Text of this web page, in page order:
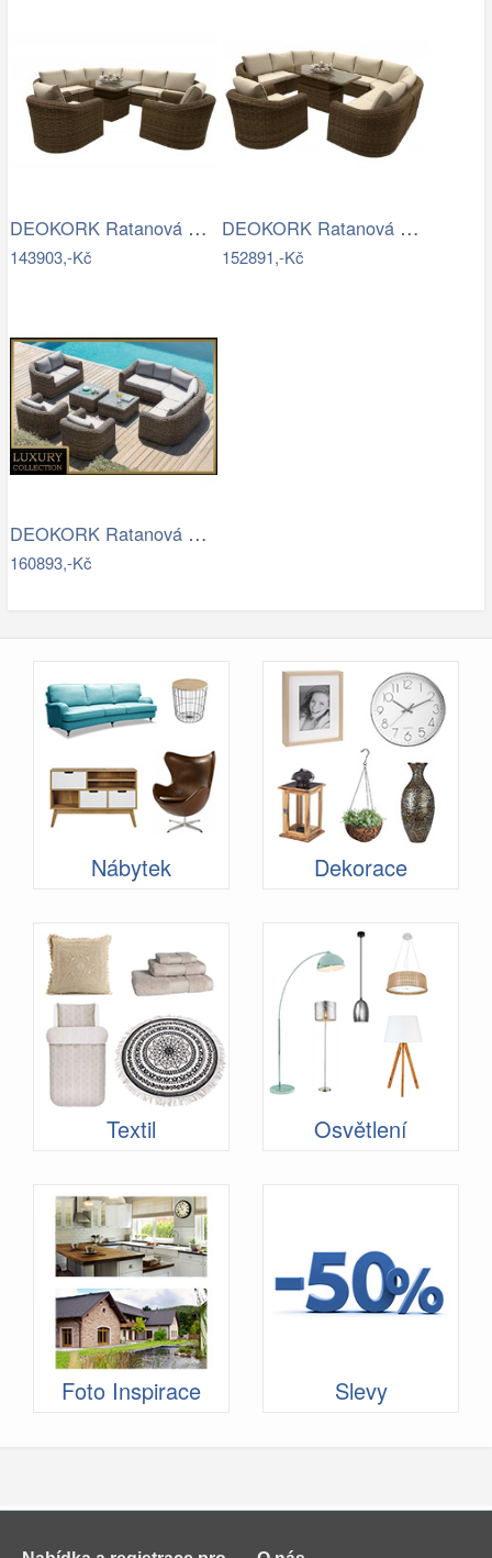
DEOKORK Ratanová modulová sestava…
143903,-Kč
DEOKORK Ratanová modulová jídelní…
152891,-Kč
DEOKORK Ratanová modulová sestava…
160893,-Kč
Nábytek Dekorace
Textil Osvětlení
Foto Inspirace Slevy